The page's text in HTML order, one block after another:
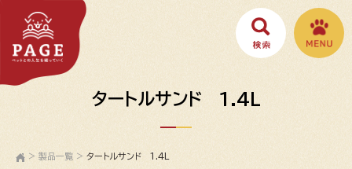
タートルサンド 1.4L
> 製品一覧 > タートルサンド 1.4L